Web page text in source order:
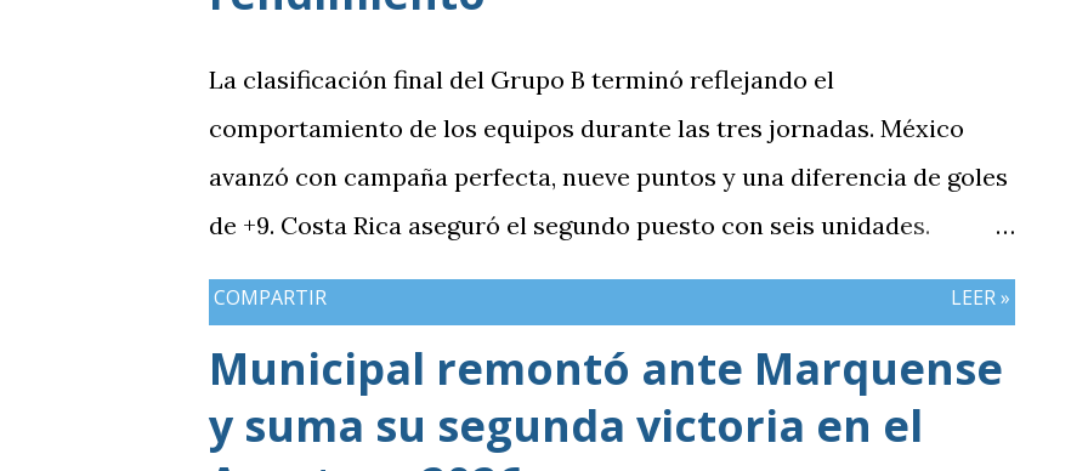
La clasificación final del Grupo B terminó reflejando el
comportamiento de los equipos durante las tres jornadas. México
avanzó con campaña perfecta, nueve puntos y una diferencia de goles
de +9. Costa Rica aseguró el segundo puesto con seis unidades.
Guatemala finalizó tercera con tres puntos y diferencia de -1,
mientras Antigua y Barbuda cerró sin sumar. ¿Por qué Guatemala
terminó tercera y dependió de otros resultados? Porque el equipo
solo consiguió imponer condiciones frente al rival más débil del
COMPARTIR LEER »
Municipal remontó ante Marquense
y suma su segunda victoria en el